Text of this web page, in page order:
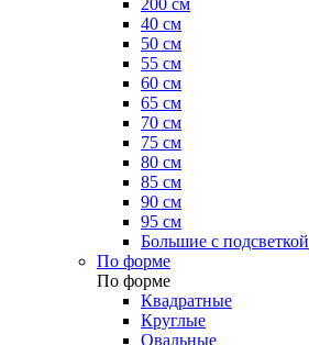
200 см
40 см
50 см
55 см
60 см
65 см
70 см
75 см
80 см
85 см
90 см
95 см
Большие с подсветкой
По форме
По форме
Квадратные
Круглые
Овальные